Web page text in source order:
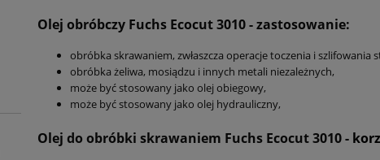
Olej obróbczy Fuchs Ecocut 3010 - zastosowanie:
obróbka skrawaniem, zwłaszcza operacje toczenia i szlifowania
obróbka żeliwa, mosiądzu i innych metali niezależnych,
może być stosowany jako olej obiegowy,
może być stosowany jako olej hydrauliczny,
Olej do obróbki skrawaniem Fuchs Ecocut 3010-